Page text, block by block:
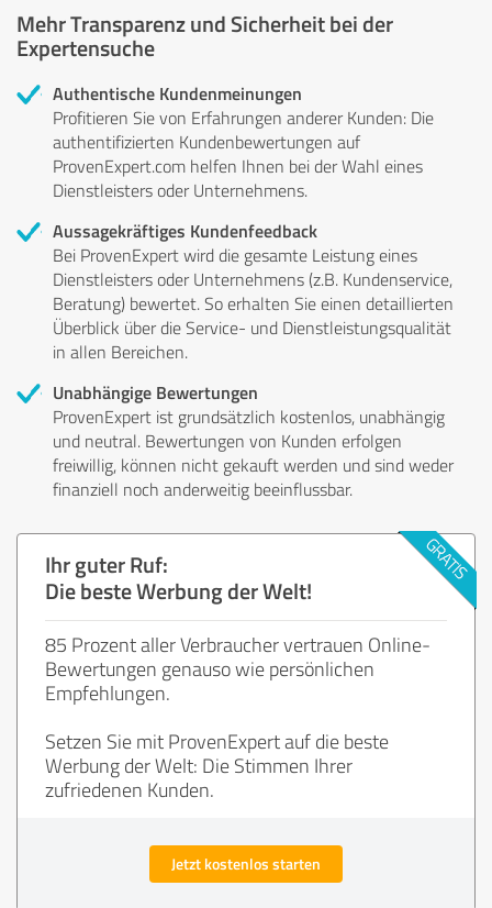
Mehr Transparenz und Sicherheit bei der
Expertensuche
Authentische Kundenmeinungen
Profitieren Sie von Erfahrungen anderer Kunden: Die
authentifizierten Kundenbewertungen auf
ProvenExpert.com helfen Ihnen bei der Wahl eines
Dienstleisters oder Unternehmens.
Aussagekräftiges Kundenfeedback
Bei ProvenExpert wird die gesamte Leistung eines
Dienstleisters oder Unternehmens (z.B. Kundenservice,
Beratung) bewertet. So erhalten Sie einen detaillierten
Überblick über die Service- und Dienstleistungsqualität
in allen Bereichen.
Unabhängige Bewertungen
ProvenExpert ist grundsätzlich kostenlos, unabhängig
und neutral. Bewertungen von Kunden erfolgen
freiwillig, können nicht gekauft werden und sind weder
finanziell noch anderweitig beeinflussbar.
Ihr guter Ruf:
Die beste Werbung der Welt!
85 Prozent aller Verbraucher vertrauen Online-
Bewertungen genauso wie persönlichen
Empfehlungen.
Setzen Sie mit ProvenExpert auf die beste
Werbung der Welt: Die Stimmen Ihrer
zufriedenen Kunden.
Jetzt kostenlos starten